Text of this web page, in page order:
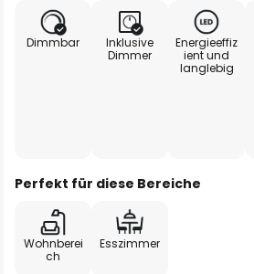
Dimmbar
Inklusive
Dimmer
Energieeffiz
ient und
langlebig
Perfekt für diese Bereiche
Wohnberei
ch
Esszimmer